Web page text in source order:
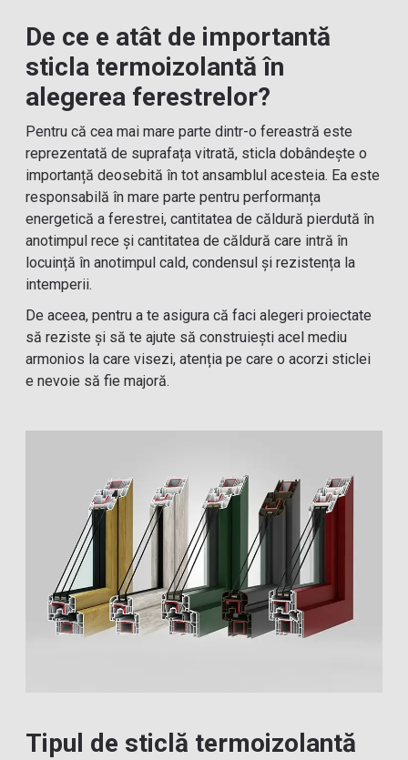
De ce e atât de importantă
sticla termoizolantă în
alegerea ferestrelor?
Pentru că cea mai mare parte dintr-o fereastră este
reprezentată de suprafața vitrată, sticla dobândește o
importanță deosebită în tot ansamblul acesteia. Ea este
responsabilă în mare parte pentru performanța
energetică a ferestrei, cantitatea de căldură pierdută în
anotimpul rece și cantitatea de căldură care intră în
locuință în anotimpul cald, condensul și rezistența la
intemperii.
De aceea, pentru a te asigura că faci alegeri proiectate
să reziste și să te ajute să construiești acel mediu
armonios la care visezi, atenția pe care o acorzi sticlei
e nevoie să fie majoră.
Tipul de sticlă termoizolantă